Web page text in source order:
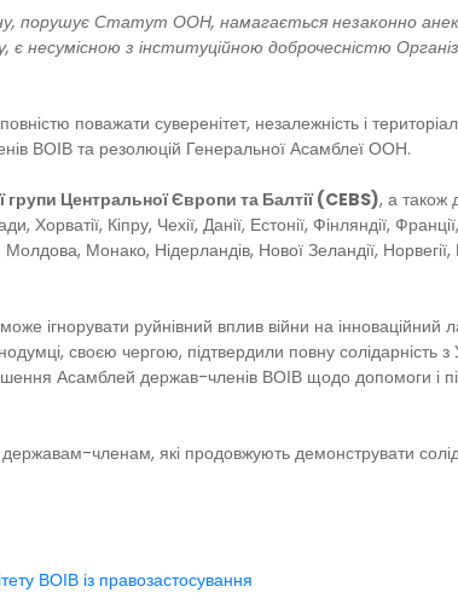
порушує Статут ООН, намагається незаконно
несумісною з інституційною доброчесністю
поважати суверенітет, незалежність і
ВОІВ та резолюцій Генеральної Асамблеї ООН.
групи Центральної Європи та Балтії (CEBS), а також
Хорватії, Кіпру, Чехії, Данії, Естонії, Фінляндії,
Молдова, Монако, Нідерландів, Нової Зеландії,
ігнорувати руйнівний вплив війни на інноваційний
своєю чергою, підтвердили повну солідарність
Асамблей держав-членів ВОІВ щодо допомоги і
членам, які продовжують демонструвати
ВОІВ із правозастосування